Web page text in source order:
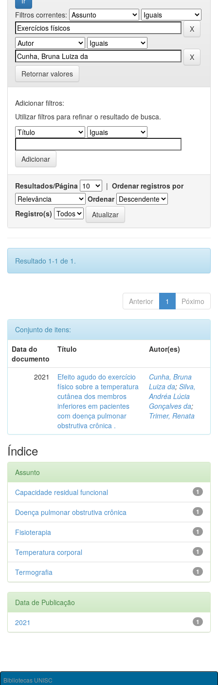
Filtros correntes:
Retornar valores
Adicionar filtros:
Utilizar filtros para refinar o resultado de busca.
Resultados/Página | Ordenar registros por
Ordenar
Registro(s)
Resultado 1-1 de 1.
Anterior 1 Póximo
Conjunto de itens:
Data do
documento
Título Autor(es)
2021
Efeito agudo do exercício
físico sobre a temperatura
cutânea dos membros
inferiores em pacientes
com doença pulmonar
obstrutiva crônica .
Cunha, Bruna
Luiza da; Silva,
Andréa Lúcia
Gonçalves da;
Trimer, Renata
Índice
Assunto
1
Capacidade residual funcional
1
Doença pulmonar obstrutiva crônica
1
Fisioterapia
1
Temperatura corporal
1
Termografia
Data de Publicação
1
2021
Bibliotecas UNISC